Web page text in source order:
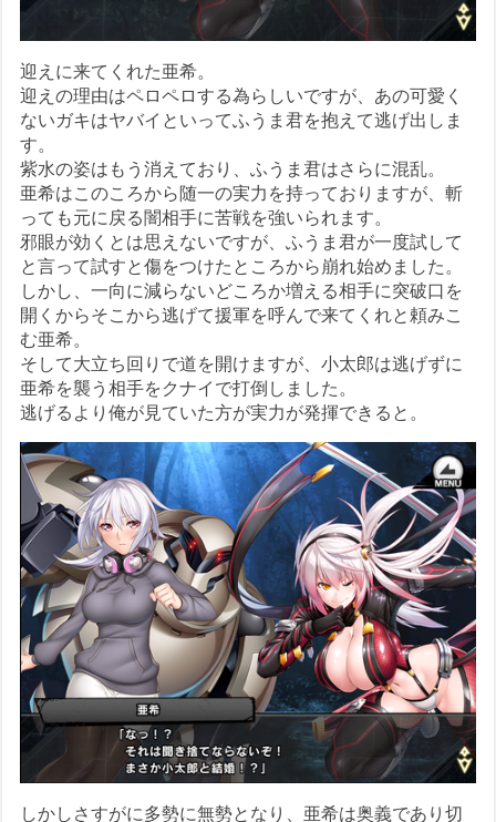
迎えに来てくれた亜希。
迎えの理由はペロペロする為らしいですが、あの可愛く
ないガキはヤバイといってふうま君を抱えて逃げ出しま
す。
紫水の姿はもう消えており、ふうま君はさらに混乱。
亜希はこのころから随一の実力を持っておりますが、斬
っても元に戻る闇相手に苦戦を強いられます。
邪眼が効くとは思えないですが、ふうま君が一度試して
と言って試すと傷をつけたところから崩れ始めました。
しかし、一向に減らないどころか増える相手に突破口を
開くからそこから逃げて援軍を呼んで来てくれと頼みこ
む亜希。
そして大立ち回りで道を開けますが、小太郎は逃げずに
亜希を襲う相手をクナイで打倒しました。
逃げるより俺が見ていた方が実力が発揮できると。
しかしさすがに多勢に無勢となり、亜希は奥義であり切